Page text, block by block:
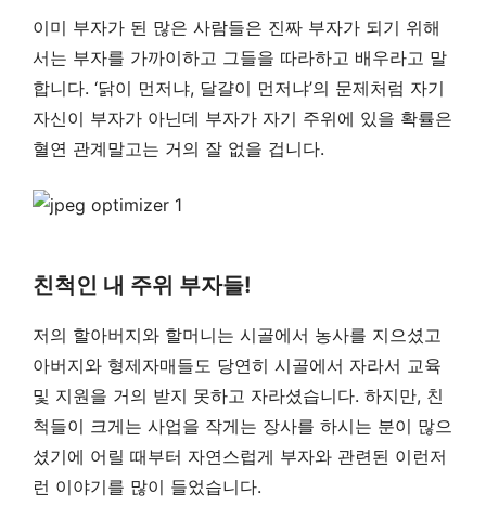
이미 부자가 된 많은 사람들은 진짜 부자가 되기 위해
서는 부자를 가까이하고 그들을 따라하고 배우라고 말
합니다. ‘닭이 먼저냐, 달걀이 먼저냐’의 문제처럼 자기
자신이 부자가 아닌데 부자가 자기 주위에 있을 확률은
혈연 관계말고는 거의 잘 없을 겁니다.
친척인 내 주위 부자들!
저의 할아버지와 할머니는 시골에서 농사를 지으셨고
아버지와 형제자매들도 당연히 시골에서 자라서 교육
및 지원을 거의 받지 못하고 자라셨습니다. 하지만, 친
척들이 크게는 사업을 작게는 장사를 하시는 분이 많으
셨기에 어릴 때부터 자연스럽게 부자와 관련된 이런저
런 이야기를 많이 들었습니다.